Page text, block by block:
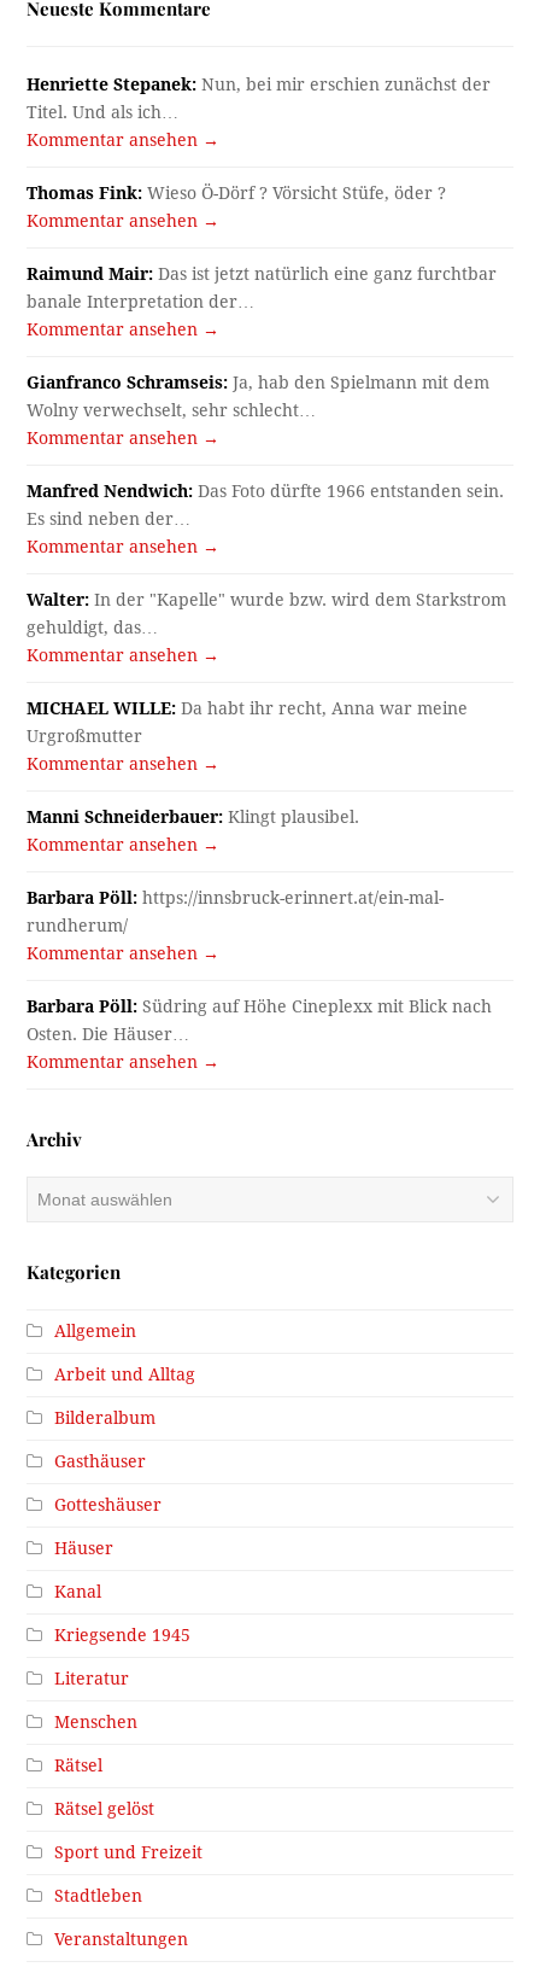
Neueste Kommentare
Henriette Stepanek: Nun, bei mir erschien zunächst der
Titel. Und als ich…
Kommentar ansehen →
Thomas Fink: Wieso Ö-Dörf ? Vörsicht Stüfe, öder ?
Kommentar ansehen →
Raimund Mair: Das ist jetzt natürlich eine ganz furchtbar
banale Interpretation der…
Kommentar ansehen →
Gianfranco Schramseis: Ja, hab den Spielmann mit dem
Wolny verwechselt, sehr schlecht…
Kommentar ansehen →
Manfred Nendwich: Das Foto dürfte 1966 entstanden sein.
Es sind neben der…
Kommentar ansehen →
Walter: In der "Kapelle" wurde bzw. wird dem Starkstrom
gehuldigt, das…
Kommentar ansehen →
MICHAEL WILLE: Da habt ihr recht, Anna war meine
Urgroßmutter
Kommentar ansehen →
Manni Schneiderbauer: Klingt plausibel.
Kommentar ansehen →
Barbara Pöll: https://innsbruck-erinnert.at/ein-mal-
rundherum/
Kommentar ansehen →
Barbara Pöll: Südring auf Höhe Cineplexx mit Blick nach
Osten. Die Häuser…
Kommentar ansehen →
Archiv
Archiv
Kategorien
Allgemein
Arbeit und Alltag
Bilderalbum
Gasthäuser
Gotteshäuser
Häuser
Kanal
Kriegsende 1945
Literatur
Menschen
Rätsel
Rätsel gelöst
Sport und Freizeit
Stadtleben
Veranstaltungen